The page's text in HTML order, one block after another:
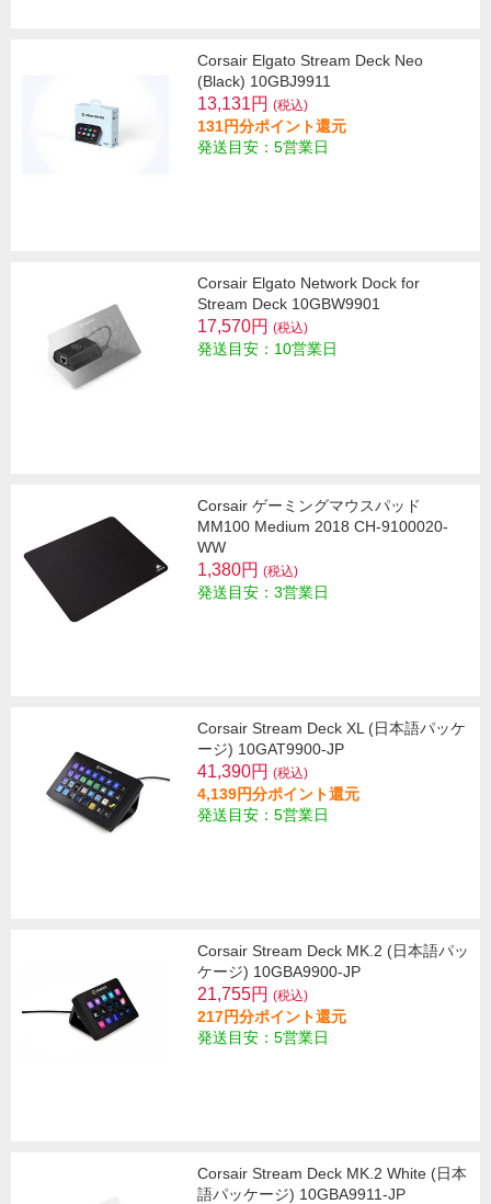
Corsair Elgato Stream Deck Neo
(Black) 10GBJ9911
13,131円 (税込)
131円分ポイント還元
発送目安：5営業日
Corsair Elgato Network Dock for
Stream Deck 10GBW9901
17,570円 (税込)
発送目安：10営業日
Corsair ゲーミングマウスパッド
MM100 Medium 2018 CH-9100020-
WW
1,380円 (税込)
発送目安：3営業日
Corsair Stream Deck XL (日本語パッケ
ージ) 10GAT9900-JP
41,390円 (税込)
4,139円分ポイント還元
発送目安：5営業日
Corsair Stream Deck MK.2 (日本語パッ
ケージ) 10GBA9900-JP
21,755円 (税込)
217円分ポイント還元
発送目安：5営業日
Corsair Stream Deck MK.2 White (日本
語パッケージ) 10GBA9911-JP